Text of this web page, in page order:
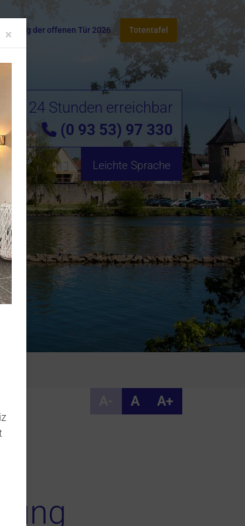
Tag der offenen Tür 2026 Totentafel
24 Stunden erreichbar
(0 93 53) 97 330
Leichte Sprache
A A+
× Close